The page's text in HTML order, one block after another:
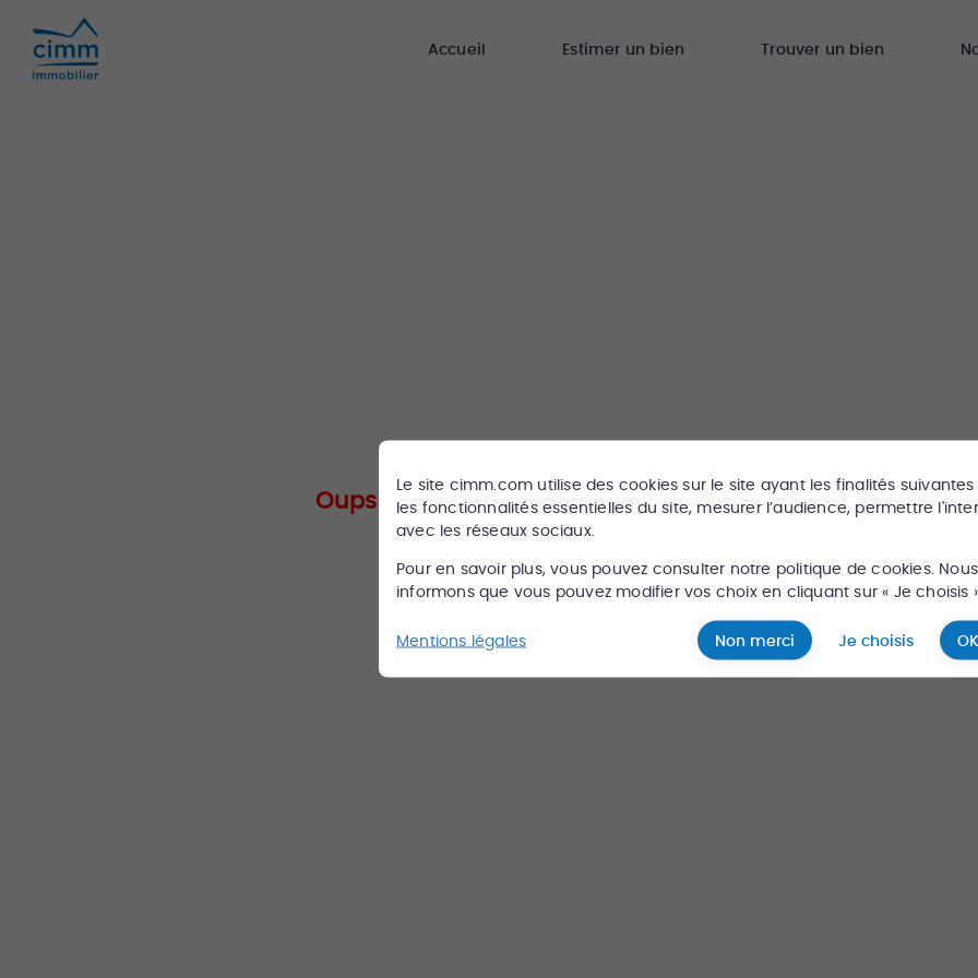
Le site cimm.com utilise des cookies sur le site ayant les finalités
les fonctionnalités essentielles du site, mesurer l’audience, permettre
avec les réseaux sociaux.
Pour en savoir plus, vous pouvez consulter notre politique de cookies.
informons que vous pouvez modifier vos choix en cliquant sur « Je choisis
Mentions légales Non merci Je choisis
Accueil Estimer un bien Trouver un bien
Oups ce bien n'existe pas ou plus, cherchez en un autre
Rechercher